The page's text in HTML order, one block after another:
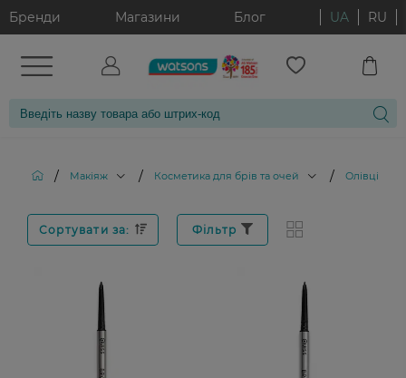
Бренди Магазини Блог UA RU
/ Макіяж / Косметика для брів та очей / Олівці для
Сортувати за: Фільтр